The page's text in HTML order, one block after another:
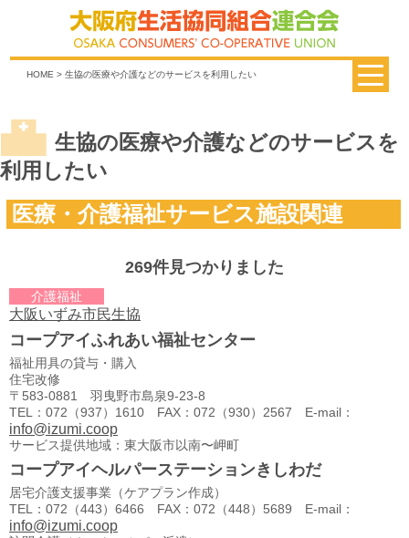
HOME > 生協の医療や介護などのサービスを利用したい
生協の医療や介護などのサービスを
利用したい
医療・介護福祉サービス施設関連
269件見つかりました
介護福祉
大阪いずみ市民生協
コープアイふれあい福祉センター
福祉用具の貸与・購入
住宅改修
〒583-0881 羽曳野市島泉9-23-8
TEL：072（937）1610 FAX：072（930）2567 E-mail：
info@izumi.coop
サービス提供地域：東大阪市以南〜岬町
コープアイヘルパーステーションきしわだ
居宅介護支援事業（ケアプラン作成）
TEL：072（443）6466 FAX：072（448）5689 E-mail：
info@izumi.coop